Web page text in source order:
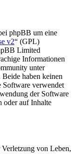
phpBB um eine
v2“ (GPL)
Limited
Informationen
unter
haben keinen
verwendet
der Software
oder auf Inhalte
von Leben,